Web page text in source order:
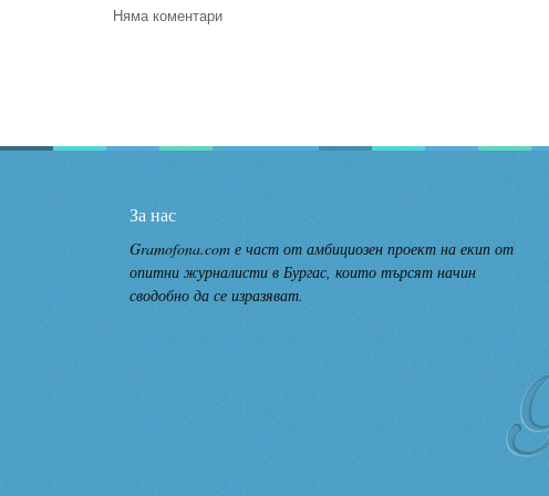
Няма коментари
За нас
Gramofona.com е част от амбициозен проект на екип от
опитни журналисти в Бургас, които търсят начин
сводобно да се изразяват.